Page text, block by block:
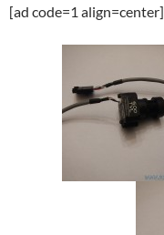
[ad code=1 align=center]